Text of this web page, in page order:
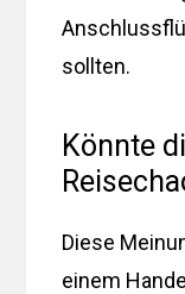
sollten.
Könnte
Diese
einem